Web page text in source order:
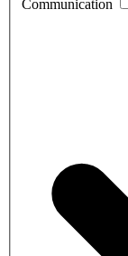
Communication